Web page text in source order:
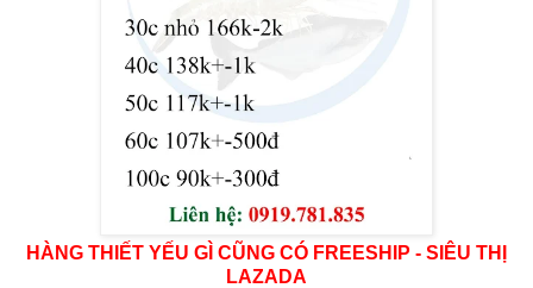
HÀNG THIẾT YẾU GÌ CŨNG CÓ FREESHIP - SIÊU THỊ
LAZADA